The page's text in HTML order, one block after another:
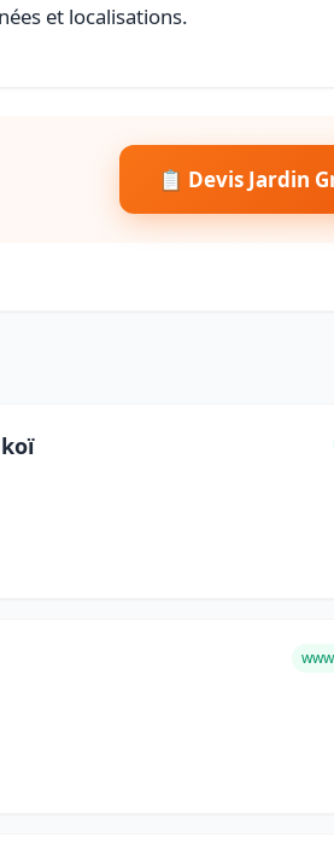
et localisations.
📋 Devis Jardin